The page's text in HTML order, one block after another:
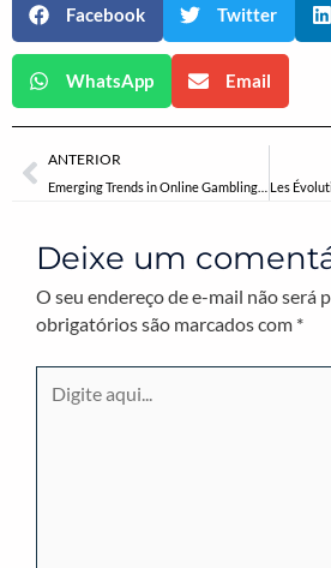
Facebook Twitter
WhatsApp Email
Anterior
ANTERIOR
Deixe um
O seu endereço de e-mail não será
obrigatórios são marcados com *
aqui...